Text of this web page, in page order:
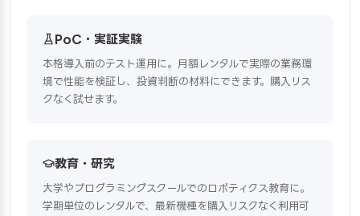
PoC・実証実験
本格導入前のテスト運用に。月額レンタルで実際の業務環
境で性能を検証し、投資判断の材料にできます。購入リス
クなく試せます。
教育・研究
大学やプログラミングスクールでのロボティクス教育に。
学期単位のレンタルで、最新機種を購入リスクなく利用可